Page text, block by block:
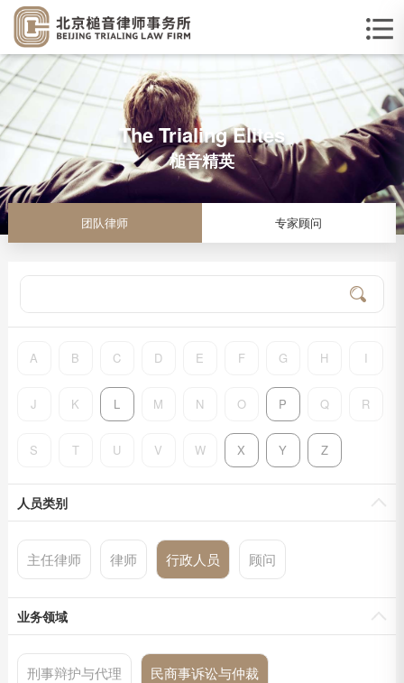
The Trialing Elites
槌音精英
团队律师 专家顾问
A B C D E F G H I
J K L M N O P Q R
S T U V W X Y Z
人员类别
主任律师 律师 行政人员 顾问
业务领域
刑事辩护与代理 民商事诉讼与仲裁